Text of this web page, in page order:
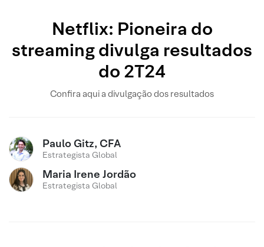
Netflix: Pioneira do
streaming divulga resultados
do 2T24
Confira aqui a divulgação dos resultados
Paulo Gitz, CFA
Estrategista Global
Maria Irene Jordão
Estrategista Global